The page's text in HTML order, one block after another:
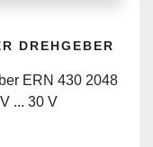
DREHGEBER
ERN 430 2048
... 30 V